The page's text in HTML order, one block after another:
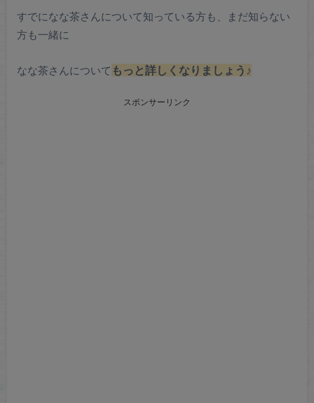
すでになな茶さんについて知っている方も、まだ知らない
方も一緒に
なな茶さんについて もっと詳しくなりましょう♪
スポンサーリンク